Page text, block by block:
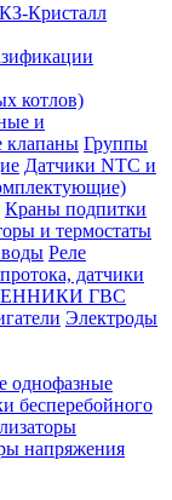
Кристалл
котлов)
и
клапаны Группы
Датчики NTC и
Краны подпитки
и термостаты
воды Реле
датчики
ГВС
Электроды
однофазные
бесперебойного
напряжения